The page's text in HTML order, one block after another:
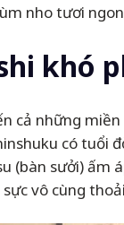
nho tươi
khó
cả những
có
sưởi)
vô cùng